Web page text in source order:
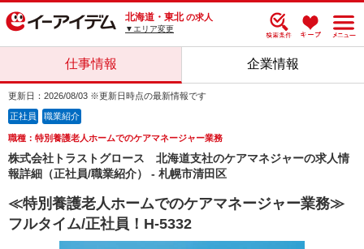
北海道・東北 の求人
▼エリア変更
仕事情報 企業情報
更新日：2026/08/03 ※更新日時点の最新情報です
正社員 職業紹介
職種：特別養護老人ホームでのケアマネージャー業務
株式会社トラストグロース 北海道支社のケアマネジャーの求人情
報詳細（正社員/職業紹介） - 札幌市清田区
≪特別養護老人ホームでのケアマネージャー業務≫
フルタイム/正社員！H-5332